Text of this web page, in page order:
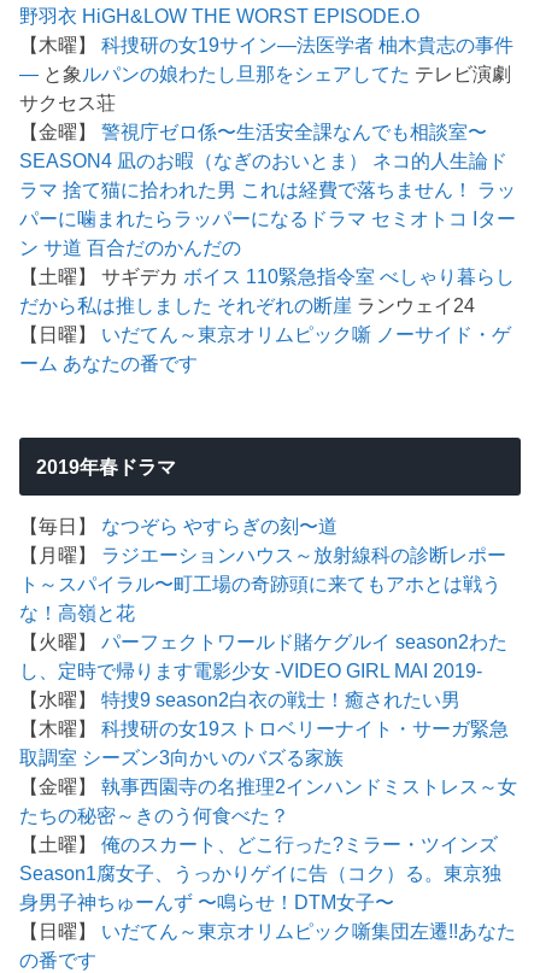
野羽衣 HiGH&LOW THE WORST EPISODE.O
【木曜】科捜研の女19サイン―法医学者 柚木貴志の事件
― と象 ルパンの娘わたし旦那をシェアしてた テレビ演劇
サクセス荘
【金曜】警視庁ゼロ係〜生活安全課なんでも相談室〜
SEASON4 凪のお暇（なぎのおいとま）
ネコ的人生論ド
ラマ 捨て猫に拾われた男 これは経費で落ちません！
ラッ
パーに噛まれたらラッパーになるドラマ セミオトコ Iター
ン サ道 百合だのかんだの
【土曜】 サギデカ ボイス 110緊急指令室 べしゃり暮らし
だから私は推しました それぞれの断崖 ランウェイ24
【日曜】 いだてん～東京オリムピック噺 ノーサイド・ゲ
ーム あなたの番です
2019年春ドラマ
【毎日】 なつぞら やすらぎの刻〜道
【月曜】 ラジエーションハウス～放射線科の診断レポー
ト～ スパイラル〜町工場の奇跡頭に来てもアホとは戦う
な！高嶺と花
【火曜】パーフェクトワールド賭ケグルイ season2わた
し、定時で帰ります電影少女 -VIDEO GIRL MAI 2019-
【水曜】特捜9 season2白衣の戦士！癒されたい男
【木曜】科捜研の女19ストロベリーナイト・サーガ緊急
取調室 シーズン3向かいのバズる家族
【金曜】執事西園寺の名推理2インハンド ミストレス～女
たちの秘密～ きのう何食べた？
【土曜】俺のスカート、どこ行った? ミラー・ツインズ
Season1腐女子、うっかりゲイに告（コク）る。東京独
身男子神ちゅーんず 〜鳴らせ！DTM女子〜
【日曜】 いだてん～東京オリムピック噺集団左遷!!あなた
の番です